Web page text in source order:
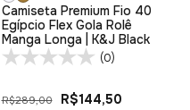
Camiseta Premium Fio 40
Egípcio Flex Gola Rolê
Manga Longa | K&J Black
(0)
R$289,00 R$144,50